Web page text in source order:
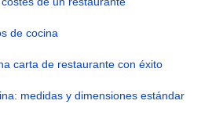
de cocina
carta de restaurante con éxito
medidas y dimensiones estándar